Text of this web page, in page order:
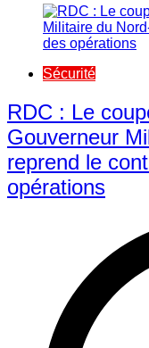
Sécurité
RDC : Le
Gouverneur
reprend le
opérations